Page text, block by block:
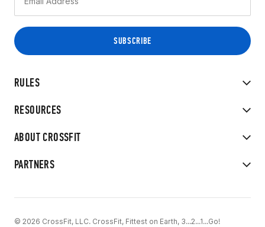
RULES
RESOURCES
ABOUT CROSSFIT
PARTNERS
© 2026 CrossFit, LLC. CrossFit, Fittest on Earth, 3...2...1...Go!